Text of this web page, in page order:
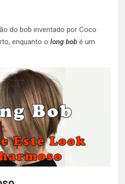
do bob inventado por Coco
enquanto o long bob é um